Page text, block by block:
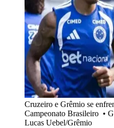
Cruzeiro e Grêmio se
Campeonato Brasileiro •
Lucas Uebel/Grêmio